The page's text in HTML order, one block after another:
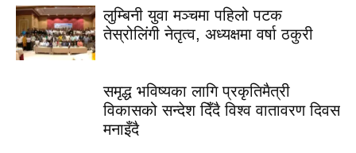
लुम्बिनी युवा मञ्चमा पहिलो पटक
तेस्रोलिंगी नेतृत्व, अध्यक्षमा वर्षा ठकुरी
समृद्ध भविष्यका लागि प्रकृतिमैत्री
विकासको सन्देश दिँदै विश्व वातावरण दिवस
मनाइँदै